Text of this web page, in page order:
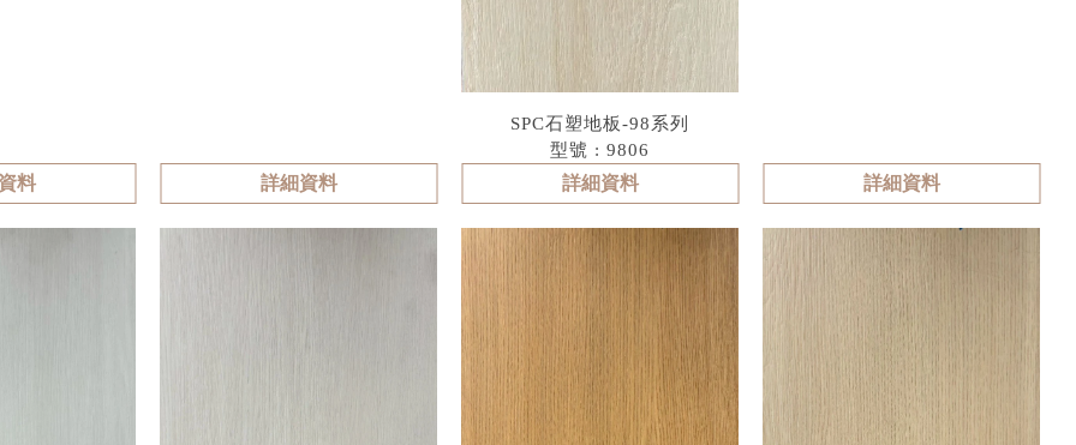
料 詳細資料
SPC石塑地板-98系列
型號 : 9806
詳細資料 詳細資料